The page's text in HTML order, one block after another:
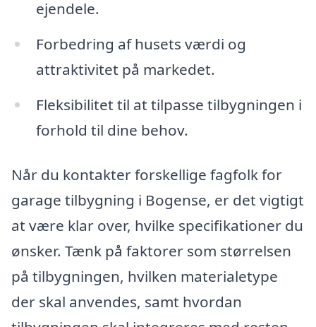
ejendele.
Forbedring af husets værdi og
attraktivitet på markedet.
Fleksibilitet til at tilpasse tilbygningen i
forhold til dine behov.
Når du kontakter forskellige fagfolk for
garage tilbygning i Bogense, er det vigtigt
at være klar over, hvilke specifikationer du
ønsker. Tænk på faktorer som størrelsen
på tilbygningen, hvilken materialetype
der skal anvendes, samt hvordan